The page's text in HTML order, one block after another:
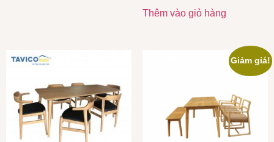
Thêm vào giỏ hàng
Giảm giá!